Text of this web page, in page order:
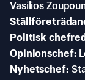
Vasilios
Politisk
Opinionschef
Nyhetschef